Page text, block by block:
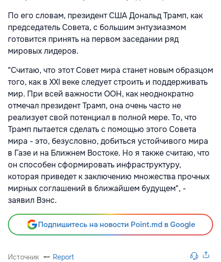
По его словам, президент США Дональд Трамп, как
председатель Совета, с большим энтузиазмом
готовится принять на первом заседании ряд
мировых лидеров.
"Считаю, что этот Совет мира станет новым образцом
того, как в XXI веке следует строить и поддерживать
мир. При всей важности ООН, как неоднократно
отмечал президент Трамп, она очень часто не
реализует свой потенциал в полной мере. То, что
Трамп пытается сделать с помощью этого Совета
мира - это, безусловно, добиться устойчивого мира
в Газе и на Ближнем Востоке. Но я также считаю, что
он способен сформировать инфраструктуру,
которая приведет к заключению множества прочных
мирных соглашений в ближайшем будущем", -
заявил Вэнс.
Подпишитесь на новости Point.md в Google
Источник Report